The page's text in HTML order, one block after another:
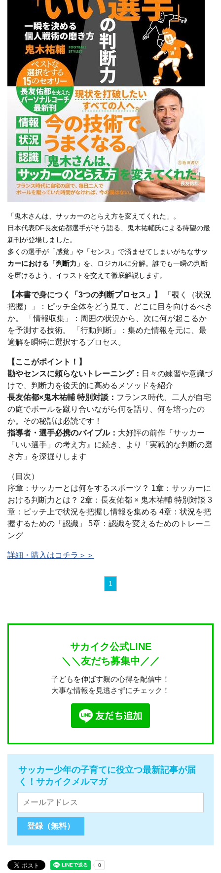
「鬼木さんは、サッカーのとらえ方を変えてくれた」。
日本代表DF長友佑都選手がそう語る、鬼木祐輔氏による待望の最
新刊が登場しました。
多くの選手が「感覚」や「センス」で済ませてしまいがちなサッ
カーにおける「判断力」 を、ロジカルに分解。誰でも一瞬の判断
を磨けるよう、イラストを交えて徹底解説します。
【本書で身につく「3つの判断プロセス」】
「覗く（状況
把握）」：ピッチ全体をどう見て、どこに目を向けるべき
か。 「情報収集」：周囲の状況から、次に何が起こるか
を予測する技術。 「行動判断」：集めた情報を元に、最
適解を瞬時に選択するプロセス。
【ここがポイント！】
勘やセンスに頼らないトレーニング： 日々の練習や意識づ
けで、判断力を後天的に高めるメソッドを紹介
長友佑都×鬼木祐輔 特別対談： フランス時代、二人が自宅
の庭でボールを蹴り合いながら何を語り、何を培ったの
か。その秘話は必読です！
指導者・選手必携のバイブル： 大好評の前作『サッカー
「いい選手」の考え方』に続き、より「実戦的な判断の磨
き方」を深掘りします
（目次）
序章：サッカーとは何をするスポーツ？ 1章：サッカーに
おける判断力とは？ 2章：長友佑都 × 鬼木祐輔 特別対談 3
章：ピッチ上で状況を把握し情報を集める 4章：状況を把
握するための「認識」 5章：認識を変えるためのトレーニ
ング
詳細・購入はコチラ＞＞
1
サカイク公式LINE
＼＼友だち募集中／／
子どもを伸ばす親の心得を配信中！
大事な情報を見逃さずにチェック！
サッカー少年の子育てに役立つ最新記事が届
く！サカイクメルマガ